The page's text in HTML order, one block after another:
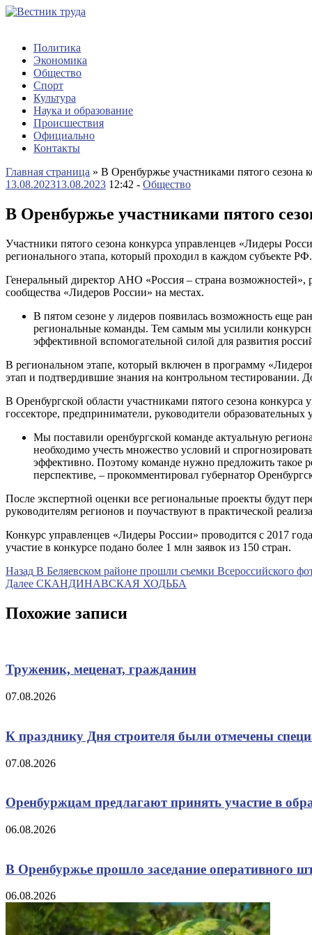
Политика
Экономика
Общество
Спорт
Культура
Наука и образование
Происшествия
Официально
Контакты
Главная страница » В Оренбуржье участниками пятого сезона
13.08.202313.08.2023 12:42 - Общество
В Оренбуржье участниками пятого
Участники пятого сезона конкурса управленцев «Лидеры
регионального этапа, который проходил в каждом субъекте
Генеральный директор АНО «Россия – страна возможностей»,
сообщества «Лидеров России» на местах.
В пятом сезоне у лидеров появилась возможность еще
региональные команды. Тем самым мы усилили
эффективной вспомогательной силой для развития
В региональном этапе, который включен в программу
этап и подтвердившие знания на контрольном тестировании.
В Оренбургской области участниками пятого сезона
госсекторе, предприниматели, руководители
Мы поставили оренбургской команде актуальную
необходимо учесть множество условий и
эффективно. Поэтому команде нужно предложить такое
перспективе, – прокомментировал губернатор
После экспертной оценки все региональные проекты будут
руководителям регионов и поучаствуют в практической
Конкурс управленцев «Лидеры России» проводится с 2017
участие в конкурсе подано более 1 млн заявок из 150 стран.
Навигация
по
записям
Назад Предыдущая
запись
В Беляевском районе прошли съемки Всероссийского
Далее Следующая
СКАНДИНАВСКАЯ ХОДЬБА
Похожие записи
Труженик, меценат, гражданин
07.08.2026
К празднику Дня строителя были отмечены
07.08.2026
Оренбуржцам предлагают принять участие в
06.08.2026
В Оренбуржье прошло заседание оперативного
06.08.2026